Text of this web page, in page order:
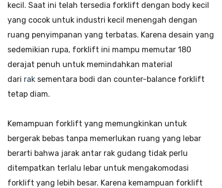
kecil. Saat ini telah tersedia forklift dengan body kecil
yang cocok untuk industri kecil menengah dengan
ruang penyimpanan yang terbatas. Karena desain yang
sedemikian rupa, forklift ini mampu memutar 180
derajat penuh untuk memindahkan material
dari rak sementara bodi dan counter-balance forklift
tetap diam.
Kemampuan forklift yang memungkinkan untuk
bergerak bebas tanpa memerlukan ruang yang lebar
berarti bahwa jarak antar rak gudang tidak perlu
ditempatkan terlalu lebar untuk mengakomodasi
forklift yang lebih besar. Karena kemampuan forklift